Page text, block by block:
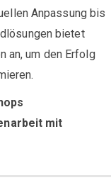
Anpassung bis
bietet
an, um den Erfolg
mit